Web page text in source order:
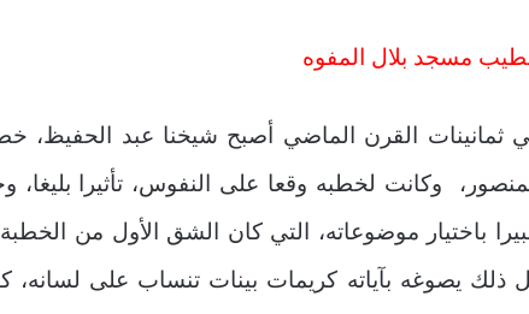
مسجد بلال المفوه
ثمانينات القرن الماضي أصبح شيخنا عبد
وكانت لخطبه وقعا على النفوس، تأثيرا بليغا،
باختيار موضوعاته، التي كان الشق الأول من
ذلك يصوغه بآياته كريمات بينات تنساب على لسانه،